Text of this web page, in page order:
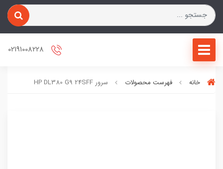
خانه فهرست محصولات سرور HP DL380 G9 24SFF